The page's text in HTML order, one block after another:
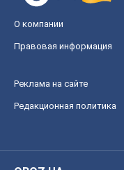
О компании
Правовая информация
Реклама на сайте
Редакционная политика